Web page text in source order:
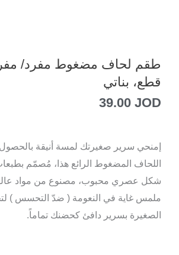
قطع، بناتي
39.00 JOD
إمنحي سرير صغيرتك لمسة أنيقة
اللحاف المضغوط الرائع هذا، مُصمّم
شكل عصري محبوب، مصنوع من مواد
ملمس غاية في النعومة ( ضدّ التحسس )
الصغيرة بسرير دافئ كحضنك تماماً.